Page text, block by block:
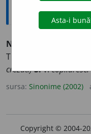
Sinonime
NA
Transilv., Ban. și
crezut.)3.v.copilăresc.
sursa: Sinonime (2002)
Copyright © 2004-